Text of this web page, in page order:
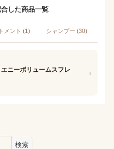
した商品一覧
メント (1) シャンプー (30)
ニーボリュームスフレ ›
検索